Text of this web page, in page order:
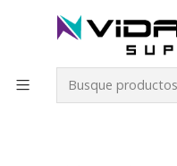
Productos
Aceite de Semilla de